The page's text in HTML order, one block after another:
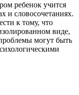
ребенок учится
и словосочетаниях.
к тому, что
виде,
могут быть